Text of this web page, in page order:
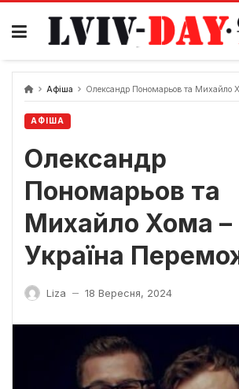
Skip
content
Афіша Олександр Пономарьов та Михайло
АФІША
Олександр
Пономарьов та
Михайло Хома –
Україна
Liza — 18 Вересня, 2024